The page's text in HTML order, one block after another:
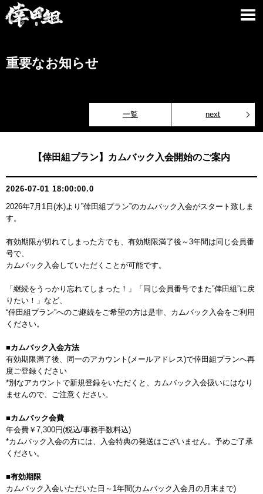
重要なお知らせ
一覧 next
【倖田組プラン】カムバック入会開始のご案内
2026-07-01 18:00:00.0
2026年7月1日(水)より”倖田組プラン”のカムバック入会がスタート致しま
す。
有効期限が切れてしまった方でも、有効期限満了後～3年間は同じ会員番
号で、
カムバック入会していただくことが可能です。
「継続をうっかり忘れてしまった！」「同じ会員番号でまた”倖田組”に戻
りたい！」など、
“倖田組プラン”へのご継続をご希望の方は是非、カムバック入会をご利用
ください。
■カムバック入会方法
有効期限満了後、同一のアカウント(メールアドレス)で倖田組プランへ再
度ご登録ください
*別なアカウントで新規登録をいただくと、カムバック入会扱いにはなり
ませんので、ご注意ください。
■カムバック会費
年会費￥7,300円(税込/事務手数料込)
*カムバック入会の方には、入会特典の発送はございません。予めご了承
ください。
■有効期限
カムバック入会いただいた日～1年間(カムバック入会月の月末まで)